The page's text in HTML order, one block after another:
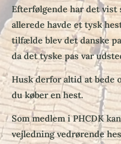
Efterfølgende har det
allerede havde et tysk
tilfælde blev det danske
da det tyske pas var
Husk derfor altid at bede
du køber en hest.
Som medlem i PHCDK
vejledning vedrørende